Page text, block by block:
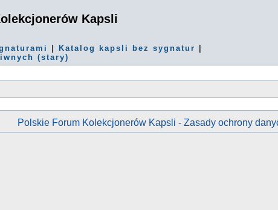
Kapsli
Katalog kapsli bez sygnatur
(stary)
Polskie Forum Kolekcjonerów Kapsli - Zasady ochrony